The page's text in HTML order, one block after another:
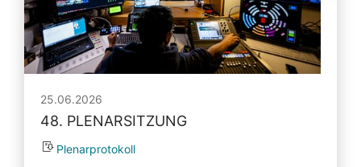
25.06.2026
48. PLENARSITZUNG
Plenarprotokoll